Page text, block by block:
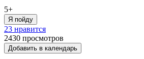
5+
Я пойду
23 нравится
2430 просмотров
Добавить в календарь